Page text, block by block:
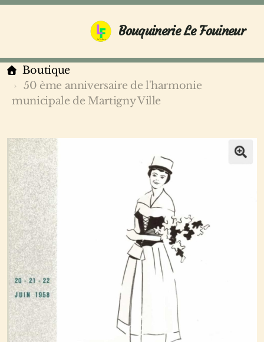
Bouquinerie Le Fouineur
Boutique
50 ème anniversaire de l'harmonie
municipale de Martigny Ville